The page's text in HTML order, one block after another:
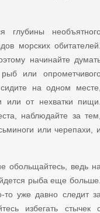
глубины
морских
начинайте
или
на одном
или от нехватки
наблюдайте за
или черепахи,
обольщайтесь, ведь
рыба еще
то уже давно следит
избегать стычек